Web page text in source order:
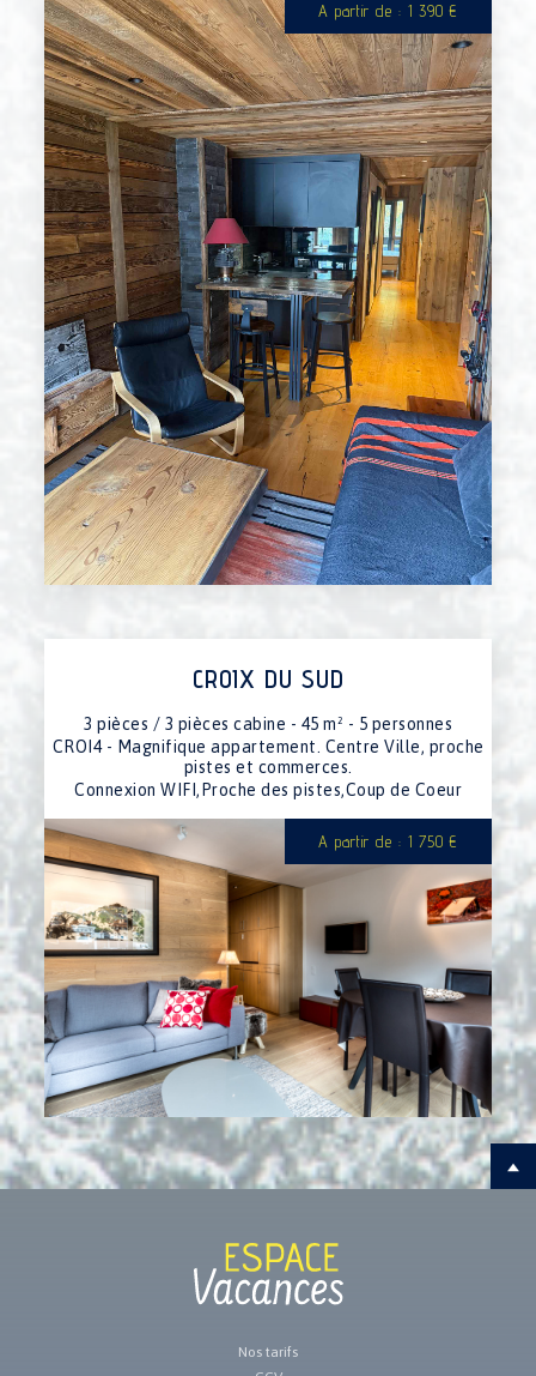
A partir de : 1 390 €
CROIX DU SUD
3 pièces / 3 pièces cabine - 45 m² - 5 personnes
CROI4 - Magnifique appartement. Centre Ville, proche
pistes et commerces.
Connexion WIFI,Proche des pistes,Coup de Coeur
A partir de : 1 750 €
Nos tarifs